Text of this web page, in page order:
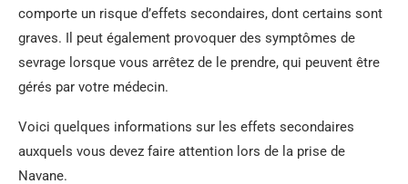
comporte un risque d’effets secondaires, dont certains sont
graves. Il peut également provoquer des symptômes de
sevrage lorsque vous arrêtez de le prendre, qui peuvent être
gérés par votre médecin.
Voici quelques informations sur les effets secondaires
auxquels vous devez faire attention lors de la prise de
Navane.